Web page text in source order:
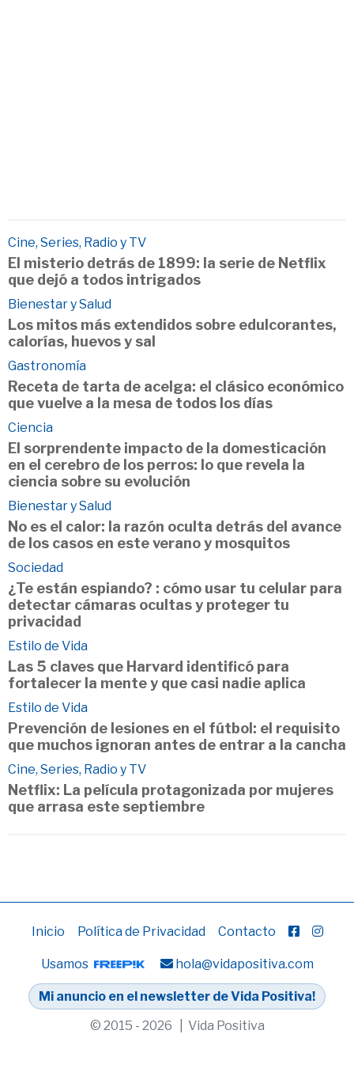
Cine, Series, Radio y TV
El misterio detrás de 1899: la serie de Netflix
que dejó a todos intrigados
Bienestar y Salud
Los mitos más extendidos sobre edulcorantes,
calorías, huevos y sal
Gastronomía
Receta de tarta de acelga: el clásico económico
que vuelve a la mesa de todos los días
Ciencia
El sorprendente impacto de la domesticación
en el cerebro de los perros: lo que revela la
ciencia sobre su evolución
Bienestar y Salud
No es el calor: la razón oculta detrás del avance
de los casos en este verano y mosquitos
Sociedad
¿Te están espiando? : cómo usar tu celular para
detectar cámaras ocultas y proteger tu
privacidad
Estilo de Vida
Las 5 claves que Harvard identificó para
fortalecer la mente y que casi nadie aplica
Estilo de Vida
Prevención de lesiones en el fútbol: el requisito
que muchos ignoran antes de entrar a la cancha
Cine, Series, Radio y TV
Netflix: La película protagonizada por mujeres
que arrasa este septiembre
Inicio Política de Privacidad Contacto
Usamos hola@vidapositiva.com
Mi anuncio en el newsletter de Vida Positiva!
© 2015 - 2026 | Vida Positiva